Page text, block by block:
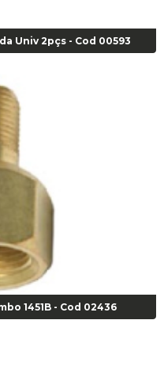
Univ 2pçs - Cod 00593
1451B - Cod 02436